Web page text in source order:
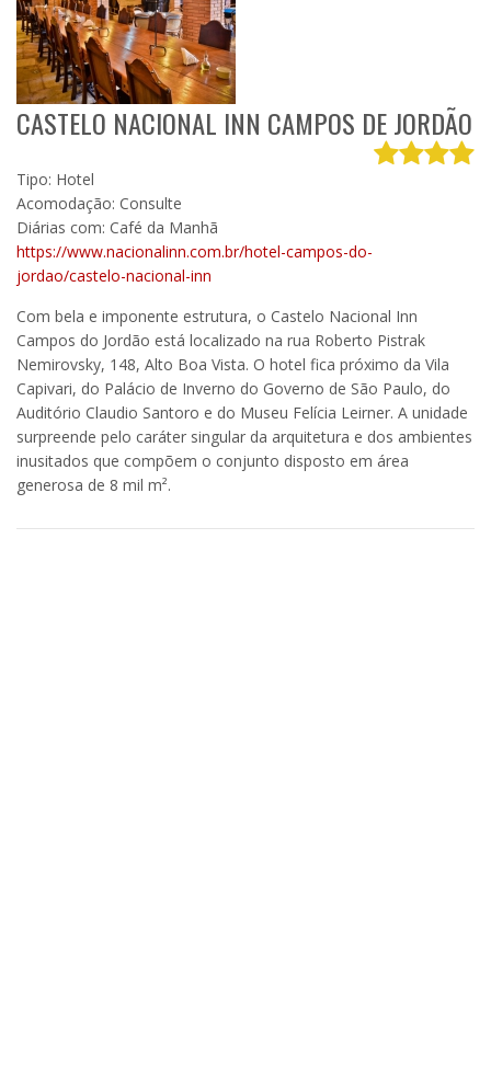
CASTELO NACIONAL INN CAMPOS DE JORDÃO
Tipo: Hotel
Acomodação: Consulte
Diárias com: Café da Manhã
https://www.nacionalinn.com.br/hotel-campos-do-
jordao/castelo-nacional-inn
Com bela e imponente estrutura, o Castelo Nacional Inn
Campos do Jordão está localizado na rua Roberto Pistrak
Nemirovsky, 148, Alto Boa Vista. O hotel fica próximo da Vila
Capivari, do Palácio de Inverno do Governo de São Paulo, do
Auditório Claudio Santoro e do Museu Felícia Leirner. A unidade
surpreende pelo caráter singular da arquitetura e dos ambientes
inusitados que compõem o conjunto disposto em área
generosa de 8 mil m².